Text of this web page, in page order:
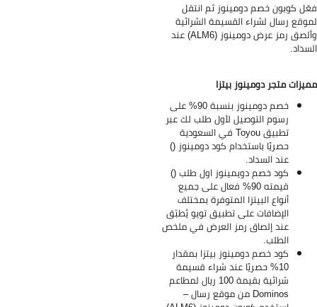
كوبون خصم دومينوز ثم انتقل
رسال لشراء القسيمة الشرائية
وألصق رمز عرض دومينوز (ALM6) عند
متجر دومينوز بيتزا
خصم دومينوز بنسبة 90% على
رسوم التوصيل لأول طلب لك عبر
تطبيق Toyou في السعودية
حصريًا باستخدام كود دومينوز ()
عند السداد.
كود خصم دويمينوز اول طلب ()
قيمته 90% فعال على جميع
أنواع البيتزا المتوفرة بمختلف
الإضافات على تطبيق تويو يُطبّق
عند إلصاق رمز العرض في ملخص
الطلب.
كود خصم دومينوز بيتزا بمقدار
10% حصريًا عند شراء قسيمة
شرائية بقيمة 100 ريال لمطاعم
Dominos من موقع رسال –